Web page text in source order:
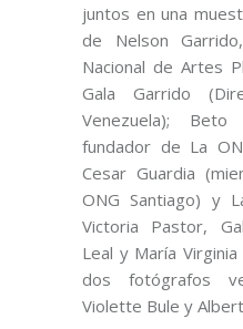
juntos en una
de Nelson
Nacional de Artes
Gala Garrido
Venezuela); Beto
fundador de La
Cesar Guardia
ONG Santiago) y
Victoria Pastor,
Leal y María
dos fotógrafos
Violette Bule y